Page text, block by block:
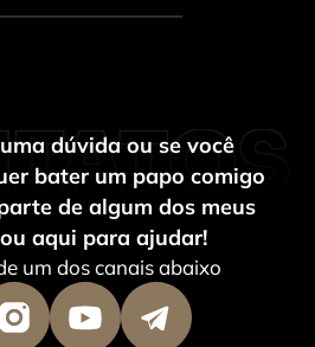
dúvida ou se você
bater um papo comigo
de algum dos meus
aqui para ajudar!
um dos canais abaixo